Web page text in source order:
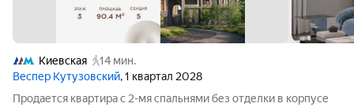
Киевская
14 мин.
Веспер Кутузовский, 1 квартал 2028
Продается квартира с 2-мя спальнями без отделки в корпусе